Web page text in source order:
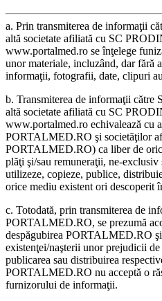
a. Prin transmiterea de informaţii
altă societate afiliată cu SC
www.portalmed.ro se înţelege
unor materiale, incluzând, dar fără
informaţii, fotografii, date, clipuri
b. Transmiterea de informaţii
altă societate afiliată cu SC
www.portalmed.ro echivalează cu
PORTALMED.RO şi societăţilor
PORTALMED.RO) ca liber de
plăţi şi/sau remuneraţii, ne-exclusiv
utilizeze, copieze, publice,
orice mediu existent ori descoperit
c. Totodată, prin transmiterea de
PORTALMED.RO, se prezumă
despăgubirea PORTALMED.RO
existenţei/naşterii unor prejudicii
publicarea sau distribuirea
PORTALMED.RO nu acceptă o
furnizorului de informaţii.